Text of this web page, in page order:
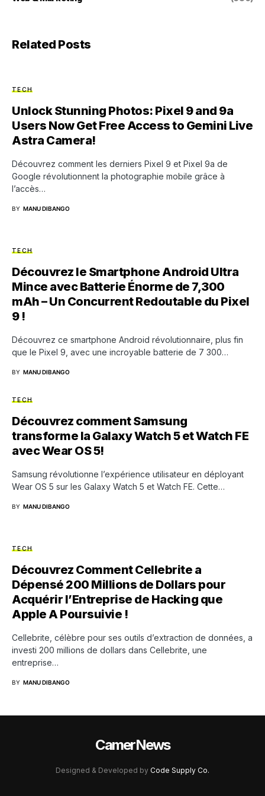
Related Posts
TECH
Unlock Stunning Photos: Pixel 9 and 9a
Users Now Get Free Access to Gemini Live
Astra Camera!
Découvrez comment les derniers Pixel 9 et Pixel 9a de
Google révolutionnent la photographie mobile grâce à
l’accès…
BY MANU DIBANGO
TECH
Découvrez le Smartphone Android Ultra
Mince avec Batterie Énorme de 7,300
mAh – Un Concurrent Redoutable du Pixel
9 !
Découvrez ce smartphone Android révolutionnaire, plus fin
que le Pixel 9, avec une incroyable batterie de 7 300…
BY MANU DIBANGO
TECH
Découvrez comment Samsung
transforme la Galaxy Watch 5 et Watch FE
avec Wear OS 5!
Samsung révolutionne l’expérience utilisateur en déployant
Wear OS 5 sur les Galaxy Watch 5 et Watch FE. Cette…
BY MANU DIBANGO
TECH
Découvrez Comment Cellebrite a
Dépensé 200 Millions de Dollars pour
Acquérir l’Entreprise de Hacking que
Apple A Poursuivie !
Cellebrite, célèbre pour ses outils d’extraction de données, a
investi 200 millions de dollars dans Cellebrite, une
entreprise…
BY MANU DIBANGO
CamerNews
Designed & Developed by Code Supply Co.